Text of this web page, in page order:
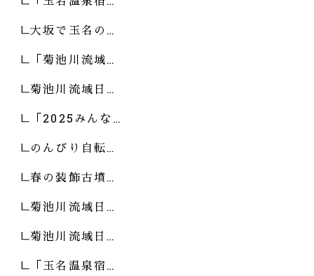
大坂で玉名の…
「菊池川流域…
菊池川流域日…
「2025みんな…
のんびり自転…
春の装飾古墳…
菊池川流域日…
菊池川流域日…
「玉名温泉宿…